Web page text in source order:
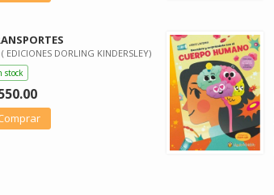
EDICIONES DORLING KINDERSLEY)
stock